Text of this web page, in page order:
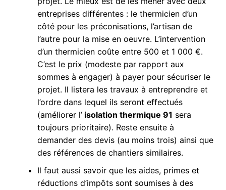
entreprises différentes : le thermicien d’un
côté pour les préconisations, l’artisan de
l’autre pour la mise en oeuvre. L’intervention
d’un thermicien coûte entre 500 et 1 000 €.
C’est le prix (modeste par rapport aux
sommes à engager) à payer pour sécuriser le
projet. Il listera les travaux à entreprendre et
l’ordre dans lequel ils seront effectués
(améliorer l’isolation thermique 91 sera
toujours prioritaire). Reste ensuite à
demander des devis (au moins trois) ainsi que
des références de chantiers similaires.
Il faut aussi savoir que les aides, primes et
réductions d’impôts sont soumises à des